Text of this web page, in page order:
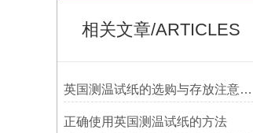
相关文章/ARTICLES
英国测温试纸的选购与存放注意事项
正确使用英国测温试纸的方法